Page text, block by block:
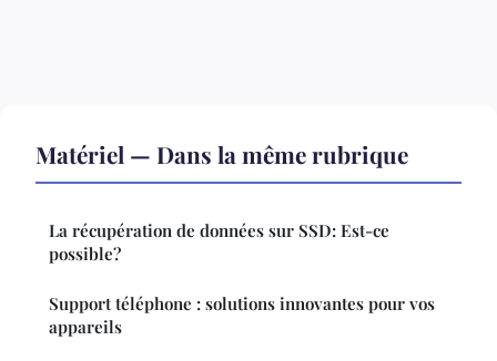
Matériel — Dans la même rubrique
La récupération de données sur SSD: Est-ce
possible?
Support téléphone : solutions innovantes pour vos
appareils